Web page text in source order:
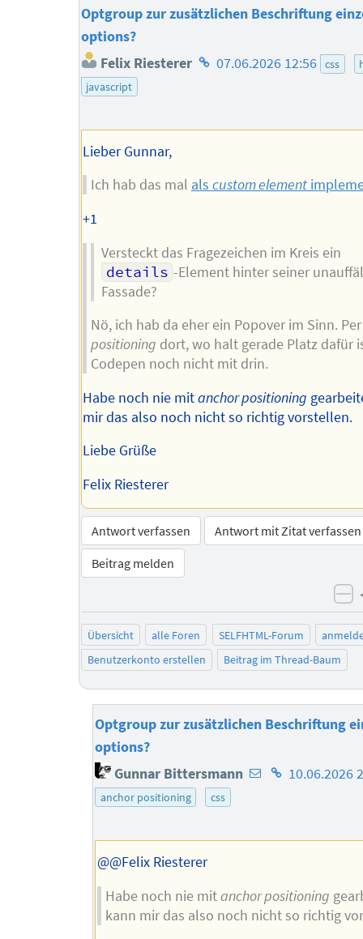
Optgroup zur zusätzlichen Beschriftung
options?
Felix Riesterer Homepage
07.06.2026 12:56 css
javascript
Lieber Gunnar,
Ich hab das mal als custom element
+1
Versteckt das Fragezeichen im Kreis ein
details -Element hinter seiner
Fassade?
Nö, ich hab da eher ein Popover im Sinn.
positioning dort, wo halt gerade Platz dafür
Codepen noch nicht mit drin.
Habe noch nie mitanchor positioning
mir das also noch nicht so richtig vorstellen.
Liebe Grüße
Felix Riesterer
Antwort verfassen
Antwort mit Zitat verfassen
Beitrag melden
Übersicht alle Foren SELFHTML-Forum
Benutzerkonto erstellen
Beitrag im Thread-Baum
Optgroup zur zusätzlichen Beschriftung
options?
Gunnar Bittersmann E-
des
Homepage
10.06.2026
anchor positioning css
@@Felix Riesterer
Habe noch nie mitanchor positioning
kann mir das also noch nicht so richtig